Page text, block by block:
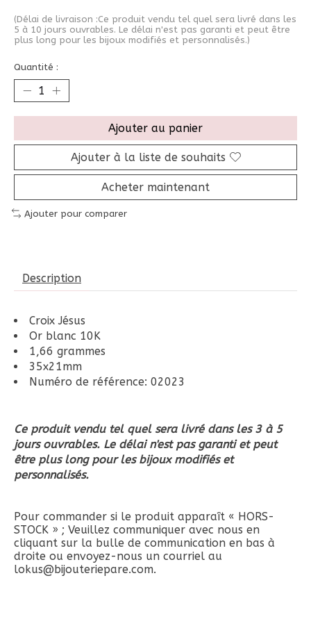
(Délai de livraison :Ce produit vendu tel quel sera livré dans les
5 à 10 jours ouvrables. Le délai n'est pas garanti et peut être
plus long pour les bijoux modifiés et personnalisés.)
Quantité :
Ajouter au panier
Ajouter à la liste de souhaits
Acheter maintenant
Ajouter pour comparer
Description
Croix Jésus
Or blanc 10K
1,66 grammes
35x21mm
Numéro de référence: 02023
Ce produit vendu tel quel sera livré dans les 3 à 5
jours ouvrables. Le délai n'est pas garanti et peut
être plus long pour les bijoux modifiés et
personnalisés.
Pour commander si le produit apparaît « HORS-
STOCK » ; Veuillez communiquer avec nous en
cliquant sur la bulle de communication en bas à
droite ou envoyez-nous un courriel au
lokus@bijouteriepare.com.